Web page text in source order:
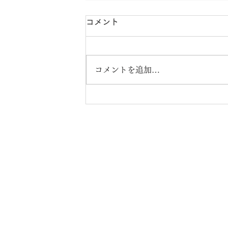
コメント
コメントを追加…